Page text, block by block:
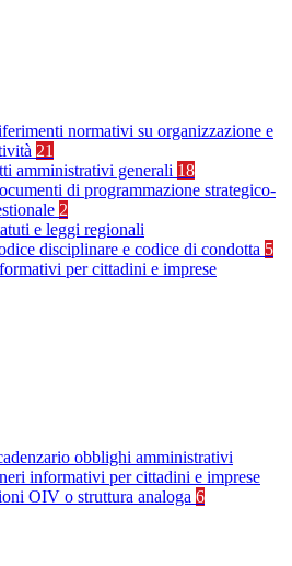
normativi su organizzazione e
21
amministrativi generali 18
di programmazione strategico-
2
e leggi regionali
disciplinare e codice di condotta 5
per cittadini e imprese
obblighi amministrativi
informativi per cittadini e imprese
OIV o struttura analoga 6